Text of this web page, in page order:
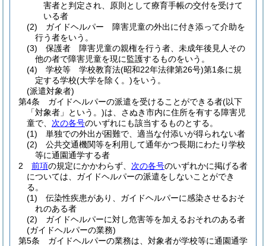
害者と判定され、原則として療育手帳の交付を受けて
いる者
(2)
ガイドヘルパー 障害児童の外出に付き添って介助を
行う者をいう。
(3)
保護者 障害児童の親権を行う者、未成年後見人その
他の者で障害児童を現に監護するものをいう。
(4)
学校等 学校教育法(昭和22年法律第26号)第1条に規
定する学校(大学を除く。)をいう。
(派遣対象者)
第4条
ガイドヘルパーの派遣を受けることができる者(以下
「対象者」という。)は、さぬき市内に住所を有する障害児
童で、 次の各号のいずれにも該当するものとする。
(1)
単独での外出が困難で、適当な付添いが得られない者
(2)
公共交通機関等を利用して通年かつ長期にわたり学校
等に通園通学する者
2
前項の規定にかかわらず、 次の各号のいずれかに掲げる者
については、ガイドヘルパーの派遣をしないことができ
る。
(1)
伝染性疾患があり、ガイドヘルパーに感染させるおそ
れのある者
(2)
ガイドヘルパーに対し危害等を加えるおそれのある者
(ガイドヘルパーの業務)
第5条
ガイドヘルパーの業務は、対象者が学校等に通園通学